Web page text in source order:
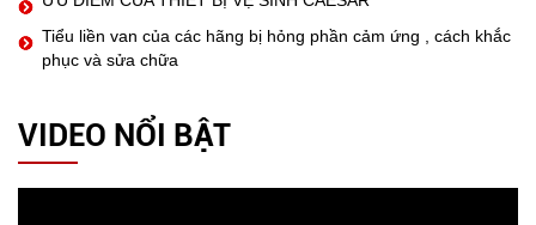
Tiểu liền van của các hãng bị hỏng phần cảm ứng , cách khắc
phục và sửa chữa
VIDEO NỔI BẬT